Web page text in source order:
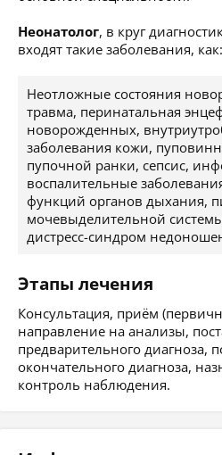
Неонатолог, в круг
входят такие заболевания, как:
Неотложные состояния
травма, перинатальная
новорожденных,
заболевания кожи,
пупочной ранки, сепсис,
воспалительные
функций органов дыхания,
мочевыделительной
дистресс-синдром
Этапы лечения
Консультация, приём
направление на анализы,
предварительного диагноза,
окончательного диагноза,
контроль наблюдения.